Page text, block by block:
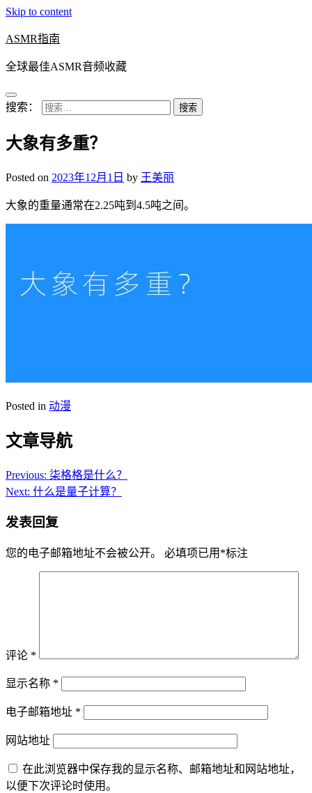
Skip to content
ASMR指南
全球最佳ASMR音频收藏
搜索：
大象有多重？
Posted on 2023年12月1日 by 王美丽
大象的重量通常在2.25吨到4.5吨之间。
Posted in 动漫
文章导航
Previous: 柒格格是什么？
Next: 什么是量子计算？
发表回复
您的电子邮箱地址不会被公开。 必填项已用 *标注
评论 *
显示名称 *
电子邮箱地址 *
网站地址
在此浏览器中保存我的显示名称、邮箱地址和网站地址，
以便下次评论时使用。